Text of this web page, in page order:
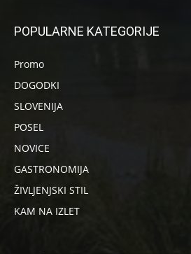
POPULARNE KATEGORIJE
Promo
DOGODKI
SLOVENIJA
POSEL
NOVICE
GASTRONOMIJA
ŽIVLJENJSKI STIL
KAM NA IZLET